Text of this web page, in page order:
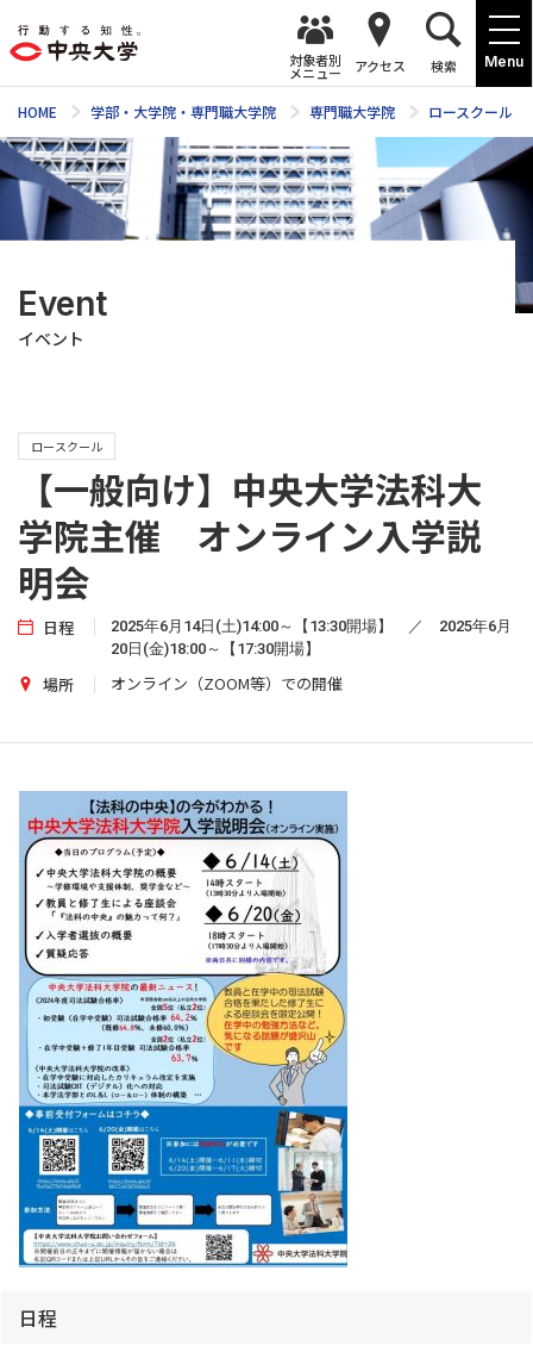
Menu
対象者別
メニュー アクセス 検索
HOME 学部・大学院・専門職大学院 専門職大学院 ロースクール
Event
イベント
ロースクール
【一般向け】中央大学法科大
学院主催 オンライン入学説
明会
日程
2025年6月14日(土)14:00～【13:30開場】 ／ 2025年6月
20日(金)18:00～【17:30開場】
場所 オンライン（ZOOM等）での開催
日程